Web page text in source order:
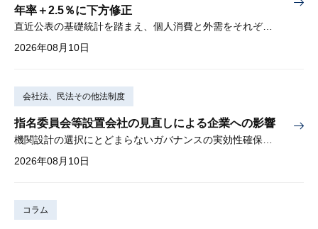
年率＋2.5％に下方修正
直近公表の基礎統計を踏まえ、個人消費と外需をそれぞれ下方修正
2026年08月10日
会社法、民法その他法制度
指名委員会等設置会社の見直しによる企業への影響
2026年08月10日
コラム